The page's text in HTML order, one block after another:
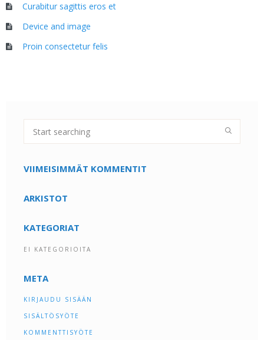
YHTEYSTIEDOT
VALMENTAJIA
PORTFOLIO
Curabitur sagittis eros et
Device and image
Proin consectetur felis
VIIMEISIMMÄT KOMMENTIT
ARKISTOT
KATEGORIAT
EI KATEGORIOITA
META
KIRJAUDU SISÄÄN
SISÄLTÖSYÖTE
KOMMENTTISYÖTE